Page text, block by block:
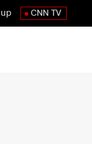
CNN TV